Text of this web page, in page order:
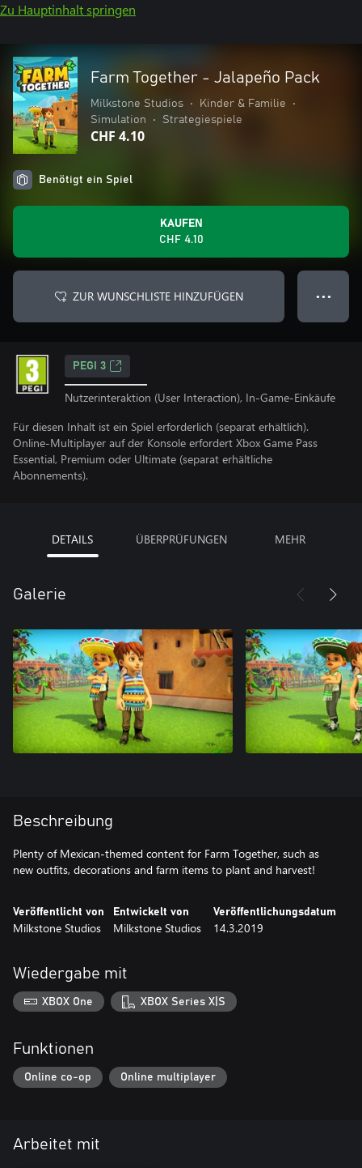
Zu Hauptinhalt springen
Farm Together - Jalapeño Pack
Milkstone Studios • Kinder & Familie
•
Simulation
• Strategiespiele
CHF 4.10
Benötigt ein Spiel
KAUFEN
CHF 4.10
ZUR WUNSCHLISTE HINZUFÜGEN ● ● ●
PEGI 3
Nutzerinteraktion (User Interaction), In-Game-Einkäufe
Für diesen Inhalt ist ein Spiel erforderlich (separat erhältlich).
Online-Multiplayer auf der Konsole erfordert Xbox Game Pass
Essential, Premium oder Ultimate (separat erhältliche
Abonnements).
DETAILS ÜBERPRÜFUNGEN MEHR
Galerie
Beschreibung
Plenty of Mexican-themed content for Farm Together, such as
new outfits, decorations and farm items to plant and harvest!
Veröffentlicht von
Milkstone Studios
Entwickelt von
Milkstone Studios
Veröffentlichungsdatum
14.3.2019
Wiedergabe mit
XBOX One XBOX Series X|S
Funktionen
Online co-op Online multiplayer
Arbeitet mit